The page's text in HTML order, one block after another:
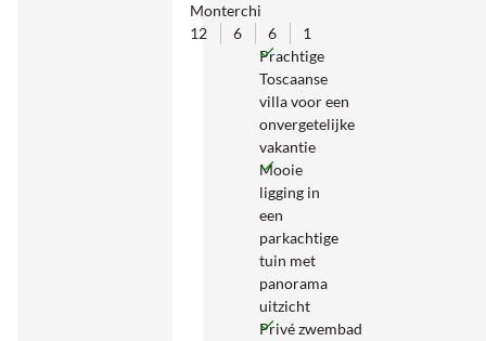
Monterchi
12
6 6
1
Prachtige
Toscaanse
villa voor een
onvergetelijke
vakantie
Mooie
ligging in
een
parkachtige
tuin met
panorama
uitzicht
Privé zwembad